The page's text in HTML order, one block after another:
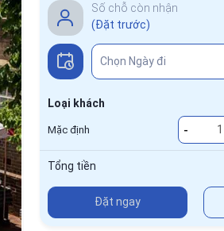
Số chỗ còn nhận
(Đặt trước)
Loại khách
Mặc định -
Tổng tiền
Đặt ngay